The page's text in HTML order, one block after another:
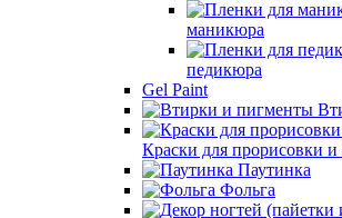
маникюра
педикюра
Gel Paint
Краски для прорисовки и
Паутинка
Фольга